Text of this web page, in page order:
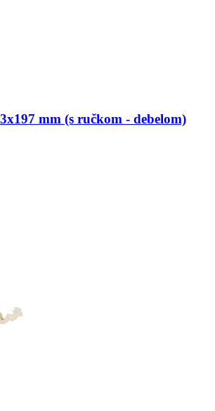
mm (s ručkom -​ debelom)